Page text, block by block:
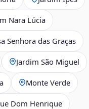
Nara Lúcia
Senhora das Graças
Jardim São Miguel
Monte Verde
Dom Henrique